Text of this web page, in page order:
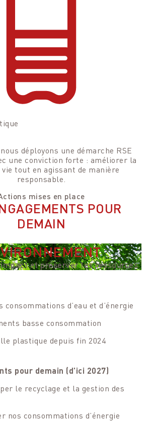
déployons une démarche RSE
une conviction forte : améliorer la
tout en agissant de manière
responsable.
mises en place
POUR
DEMAIN
et préserver les ressources
consommations d’eau et d’énergie
basse consommation
plastique depuis fin 2024
pour demain (d’ici 2027)
le recyclage et la gestion des
nos consommations d’énergie
disposition pour répondre à toutes
simplement échanger avec vous !
ce formulaire, vous devez
Déclaration de confidentialité
répondre à toutes vos questions.
ce formulaire, vous devez
Déclaration de confidentialité